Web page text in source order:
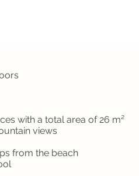
with a total area of 26 m²
views
from the beach